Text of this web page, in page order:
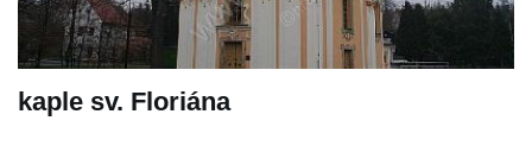
kaple sv. Floriána